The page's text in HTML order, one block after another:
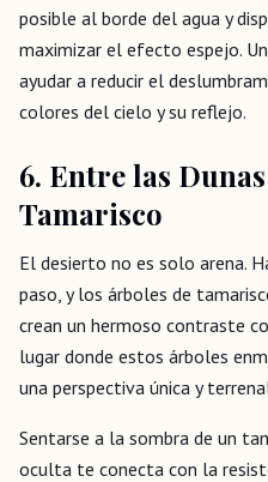
posible al borde del agua y
maximizar el efecto espejo.
ayudar a reducir el
colores del cielo y su reflejo.
6. Entre las
Tamarisco
El desierto no es solo arena.
paso, y los árboles de
crean un hermoso contraste
lugar donde estos árboles
una perspectiva única y
Sentarse a la sombra de un
oculta te conecta con la